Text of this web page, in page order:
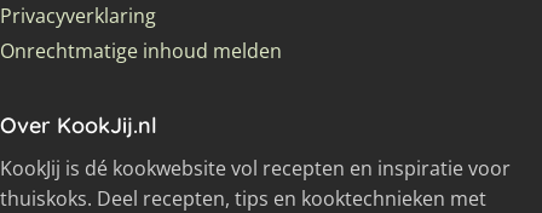
Privacyverklaring
Onrechtmatige inhoud melden
Over KookJij.nl
KookJij is dé kookwebsite vol recepten en inspiratie voor
thuiskoks. Deel recepten, tips en kooktechnieken met